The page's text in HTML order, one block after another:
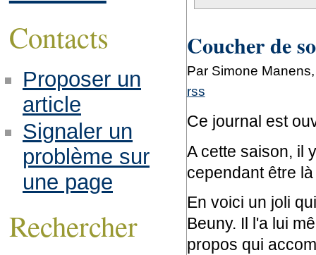
Coucher de
Par Simone
rss
Ce journal est
A cette saison, il
cependant être
En voici un joli
Beuny. Il l'a lui
propos qui
Contacts
Proposer un
article
Signaler un
problème sur
une page
Rechercher